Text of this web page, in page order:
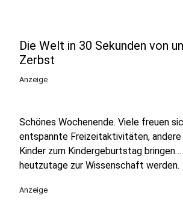
Die Welt in 30 Sekunden von
Zerbst
Anzeige
Schönes Wochenende. Viele freuen
entspannte Freizeitaktivitäten, andere
Kinder zum Kindergeburtstag bringen…
heutzutage zur Wissenschaft werden.
Anzeige